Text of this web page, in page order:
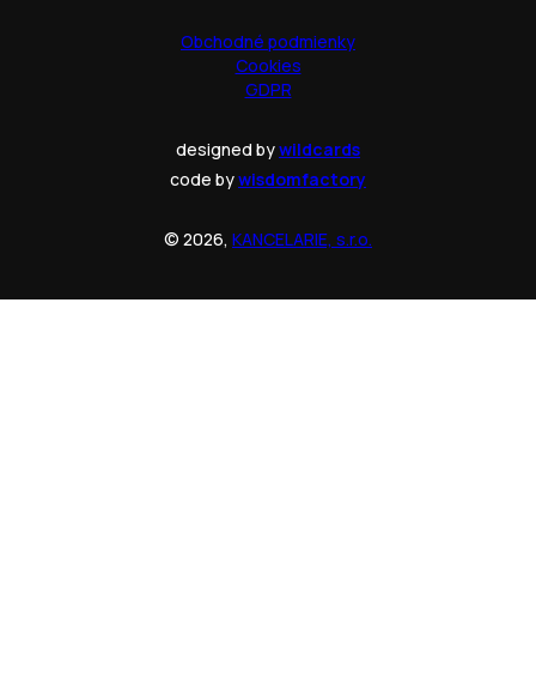
Obchodné podmienky
Cookies
GDPR
designed bywildcards
code bywisdomfactory
© 2026, KANCELARIE, s.r.o.